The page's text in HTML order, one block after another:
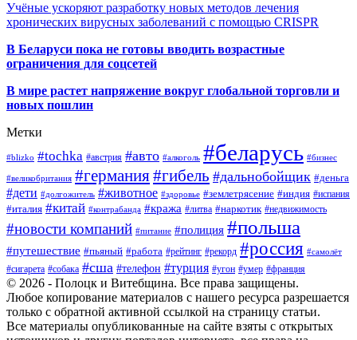
Учёные ускоряют разработку новых методов лечения
хронических вирусных заболеваний с помощью CRISPR
В Беларуси пока не готовы вводить возрастные
ограничения для соцсетей
В мире растет напряжение вокруг глобальной торговли и
новых пошлин
Метки
#blizko #tochka #австрия #авто #алкоголь #беларусь #бизнес
#великобритания #германия#гибель #дальнобойщик #деньга
#дети #долгожитель #животное #здоровье #землетрясение #индия #испания
#италия #китай #контрабанда #кража #литва #наркотик #недвижимость
#новости компаний #питание #полиция #польша
#путешествие #пьяный #работа #рейтинг #рекорд #россия #самолёт
#сигарета #собака #сша #телефон #турция #угон #умер #франция
© 2026 - Полоцк и Витебщина. Все права защищены.
Любое копирование материалов с нашего ресурса разрешается
только с обратной активной ссылкой на страницу статьи.
Все материалы опубликованные на сайте взяты с открытых